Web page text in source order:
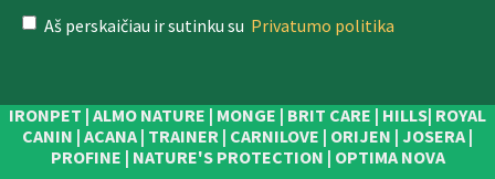
Aš perskaičiau ir sutinku su Privatumo politika
IRONPET | ALMO NATURE | MONGE | BRIT CARE | HILLS| ROYAL
CANIN | ACANA | TRAINER | CARNILOVE | ORIJEN | JOSERA |
PROFINE | NATURE'S PROTECTION | OPTIMA NOVA